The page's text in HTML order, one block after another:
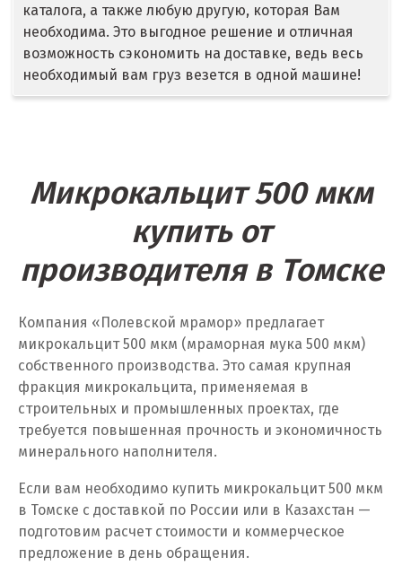
Тверь
Тобольск
Тольятти
Тула
У
Ульяновск
Урай
Уфа
Учалы
Фрязино
Х
каталога, а также любую другую, которая Вам
необходима. Это выгодное решение и отличная
возможность сэкономить на доставке, ведь весь
необходимый вам груз везется в одной машине!
Микрокальцит 500 мкм
купить от
производителя в Томске
Компания «Полевской мрамор» предлагает
микрокальцит 500 мкм (мраморная мука 500 мкм)
собственного производства. Это самая крупная
фракция микрокальцита, применяемая в
строительных и промышленных проектах, где
требуется повышенная прочность и экономичность
минерального наполнителя.
Если вам необходимо купить микрокальцит 500 мкм
в Томске с доставкой по России или в Казахстан —
подготовим расчет стоимости и коммерческое
предложение в день обращения.